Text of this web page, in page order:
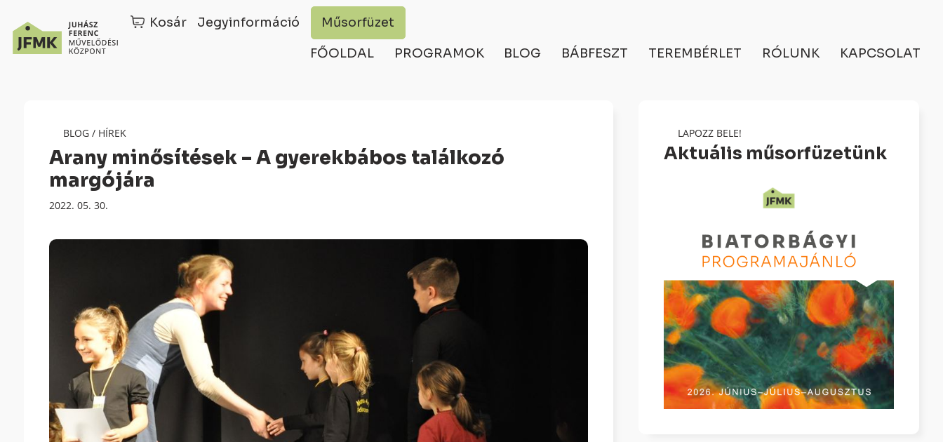
Kosár Jegyinformáció Műsorfüzet
FŐOLDAL PROGRAMOK BLOG BÁBFESZT TEREMBÉRLET RÓLUNK KAPCSOLAT
BLOG/ HÍREK
Arany minősítések – A gyerekbábos találkozó
margójára
Megjelenés
2022. 05. 30.
LAPOZZ BELE!
Aktuális műsorfüzetünk